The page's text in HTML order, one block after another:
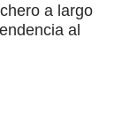
a largo
al